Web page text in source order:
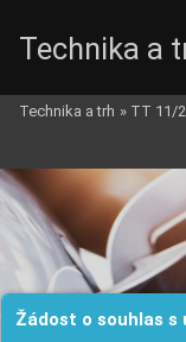
Žádost o souhlas
Technika a
Technika a trh » TT 11/